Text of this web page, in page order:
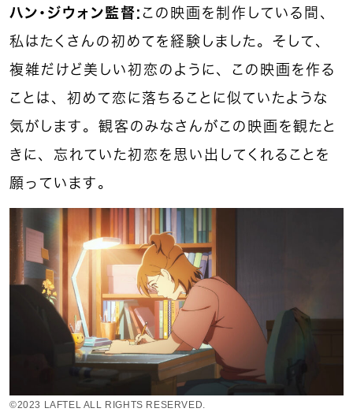
ハン・ジウォン監督： この映画を制作している間、
私はたくさんの初めてを経験しました。そして、
複雑だけど美しい初恋のように、この映画を作る
ことは、初めて恋に落ちることに似ていたような
気がします。観客のみなさんがこの映画を観たと
きに、忘れていた初恋を思い出してくれることを
願っています。
©2023 LAFTEL ALL RIGHTS RESERVED.